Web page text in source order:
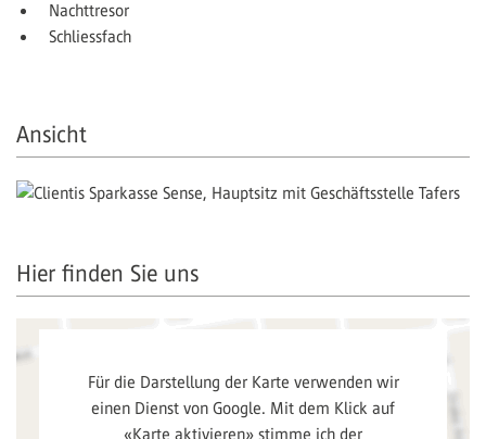
Nachttresor
Schliessfach
Ansicht
Hier finden Sie uns